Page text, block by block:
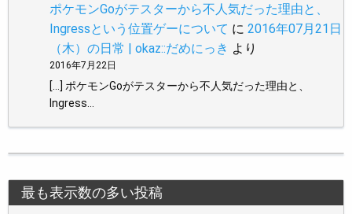
ポケモンGoがテスターから不人気だった理由と、
Ingressという位置ゲーについて に 2016年07月21日
（木）の日常 | okaz::だめにっき より
2016年7月22日
[…] ポケモンGoがテスターから不人気だった理由と、
Ingress…
最も表示数の多い投稿